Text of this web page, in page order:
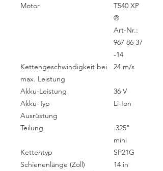
Motor
T540 XP
®
Art-Nr.:
967 86 37
‑14
Kettengeschwindigkeit bei
max. Leistung
24 m/s
Akku-Leistung
36 V
Akku-Typ
Li-Ion
Ausrüstung
Teilung
.325"
mini
Kettentyp
SP21G
Schienenlänge (Zoll)
14 in